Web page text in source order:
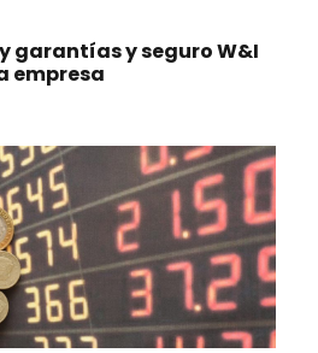
garantías y seguro W&I
empresa